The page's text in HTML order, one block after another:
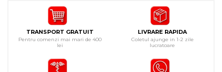
TRANSPORT GRATUIT
Pentru comenzi mai mari de 400
lei
LIVRARE RAPIDA
Coletul ajunge in 1-2 zile
lucratoare